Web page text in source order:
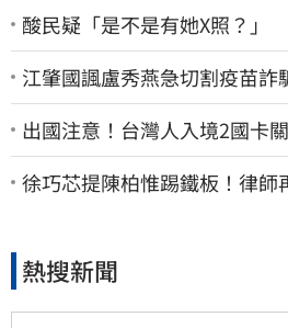
酸民疑「是不是有她X照？」
江肇國諷盧秀燕急切割疫苗詐
出國注意！台灣人入境2國
外交部證實了
徐巧芯提陳柏惟踢鐵板！律師
熱搜新聞